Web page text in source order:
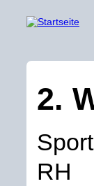
2.
RH